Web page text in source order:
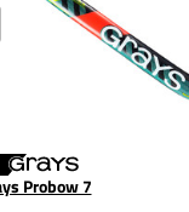
Probow 7